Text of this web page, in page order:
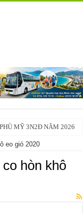
MỸ 3N2Đ NĂM 2026
eo gió 2020
hòn khô